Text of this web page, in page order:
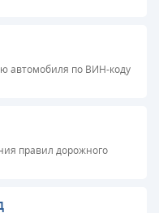
автомобиля по ВИН-коду
правил дорожного